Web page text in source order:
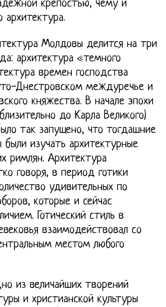
крепостью, чему и
архитектура.
Молдовы делится на три
архитектура «темного
времен господства
Днестровском междуречье и
княжества. В начале эпохи
до Карла Великого)
так запущено, что тогдашние
изучать архитектурные
римлян. Архитектура
говоря, в период готики
удивительных по
которые и сейчас
Готический стиль в
взаимодействовал со
местом любого
из величайших творений
и христианской культуры